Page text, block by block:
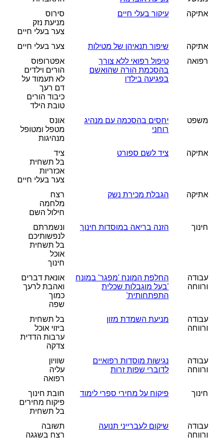
משב
אתיקה
עיקור בעלי חיים
סירוס
מניעת נזק
צער בעלי חיים
אתיקה
שיפור תנאיהן של מטילות
צער בעלי חיים
רפואה
טיפול רפואי ללא צורך
בהסכמת הורה שהואשם
בפגיעה בילדו
אפטרופוס
הורים וילדים
לא תעמוד על
דם רעך
כיבוד הורים
טובת הילד
משפט
יחסים בהסכמה עם מנהיג
רוחני
אונס
מטפל ומטופל
מנהיגות
אתיקה
ציד לשם ספורט
ציד
בל תשחית
אכזריות
צער בעלי חיים
אתיקה
הגבלת מכירת נשק
רצח
מלחמה
חילול השם
חינוך
הזנה בריאה במוסדות חינוך
ונשמרתם
לנפשותיכם
בל תשחית
אוכל
חינוך
עבודה
ורווחה
החלפת המונח 'מפגר' במונח
'בעל מוגבלות שכלית
התפתחותית'
אונאת דברים
ואהבת לרעך
כמוך
שפה
עבודה
ורווחה
מניעת השמדת מזון
בל תשחית
ביזוי אוכל
ערבות הדדית
צדקה
עבודה
ורווחה
נגישות מוסדות רפואיים
לדוברי שפות זרות
שוויון
עליה
רפואה
חינוך
פיקוח על מחירי ספרי לימוד
חובת חינוך
פיקוח מחירים
בל תשחית
עבודה
ורווחה
שיקום לעברייני תנועה
תשובה
רצח בשגגה